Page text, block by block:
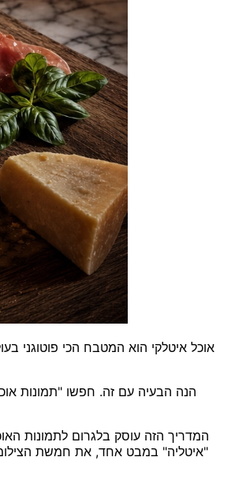
אוכל איטלקי הוא המטבח הכי פוטוגני
הנה הבעיה עם זה. חפשו "תמונות
המדריך הזה עוסק בלגרום לתמונות